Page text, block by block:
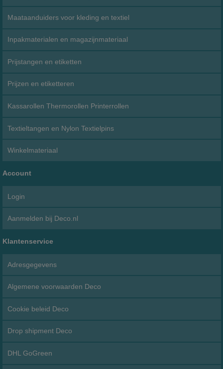
Maataanduiders voor kleding en textiel
Inpakmaterialen en magazijnmateriaal
Prijstangen en etiketten
Prijzen en etiketteren
Kassarollen Thermorollen Printerrollen
Textieltangen en Nylon Textielpins
Winkelmateriaal
Account
Login
Aanmelden bij Deco.nl
Klantenservice
Adresgegevens
Algemene voorwaarden Deco
Cookie beleid Deco
Drop shipment Deco
DHL GoGreen